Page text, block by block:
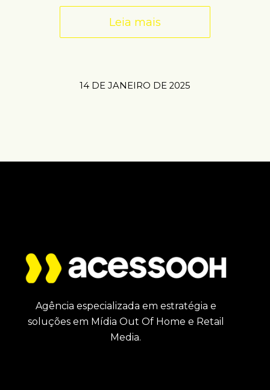
Leia mais
14 DE JANEIRO DE 2025
Agência especializada em estratégia e
soluções em Mídia Out Of Home e Retail
Media.